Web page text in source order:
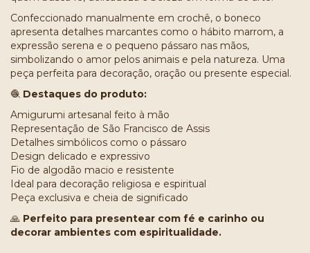
Confeccionado manualmente em crochê, o boneco
apresenta detalhes marcantes como o hábito marrom, a
expressão serena e o pequeno pássaro nas mãos,
simbolizando o amor pelos animais e pela natureza. Uma
peça perfeita para decoração, oração ou presente especial.
🧶 Destaques do produto:
Amigurumi artesanal feito à mão
Representação de São Francisco de Assis
Detalhes simbólicos como o pássaro
Design delicado e expressivo
Fio de algodão macio e resistente
Ideal para decoração religiosa e espiritual
Peça exclusiva e cheia de significado
🙏 Perfeito para presentear com fé e carinho ou
decorar ambientes com espiritualidade.